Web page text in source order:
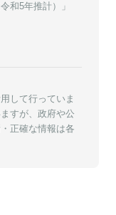
和5年推計）」
して行っていま
すが、政府や公
正確な情報は各